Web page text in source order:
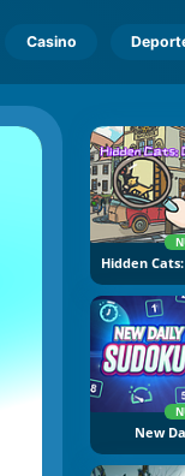
Casino
New